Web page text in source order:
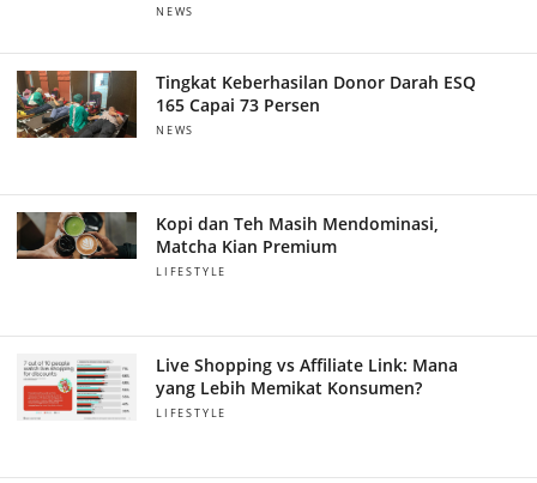
NEWS
Tingkat Keberhasilan Donor Darah ESQ
165 Capai 73 Persen
NEWS
Kopi dan Teh Masih Mendominasi,
Matcha Kian Premium
LIFESTYLE
Live Shopping vs Affiliate Link: Mana
yang Lebih Memikat Konsumen?
LIFESTYLE